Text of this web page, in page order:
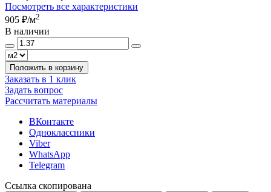
Посмотреть все характеристики
905 ₽/м2
В наличии
Положить в корзину
Заказать в 1 клик
Задать вопрос
Рассчитать материалы
ВКонтакте
Одноклассники
Viber
WhatsApp
Telegram
Ссылка скопирована